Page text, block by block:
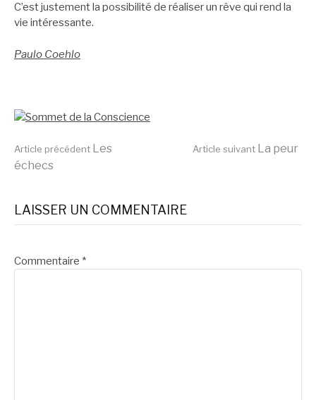
C’est justement la possibilité de réaliser un rêve qui rend la
vie intéressante.
Paulo Coehlo
Lire
la
suite
Article précédent Les
échecs
Article suivant La peur
LAISSER UN COMMENTAIRE
Commentaire *